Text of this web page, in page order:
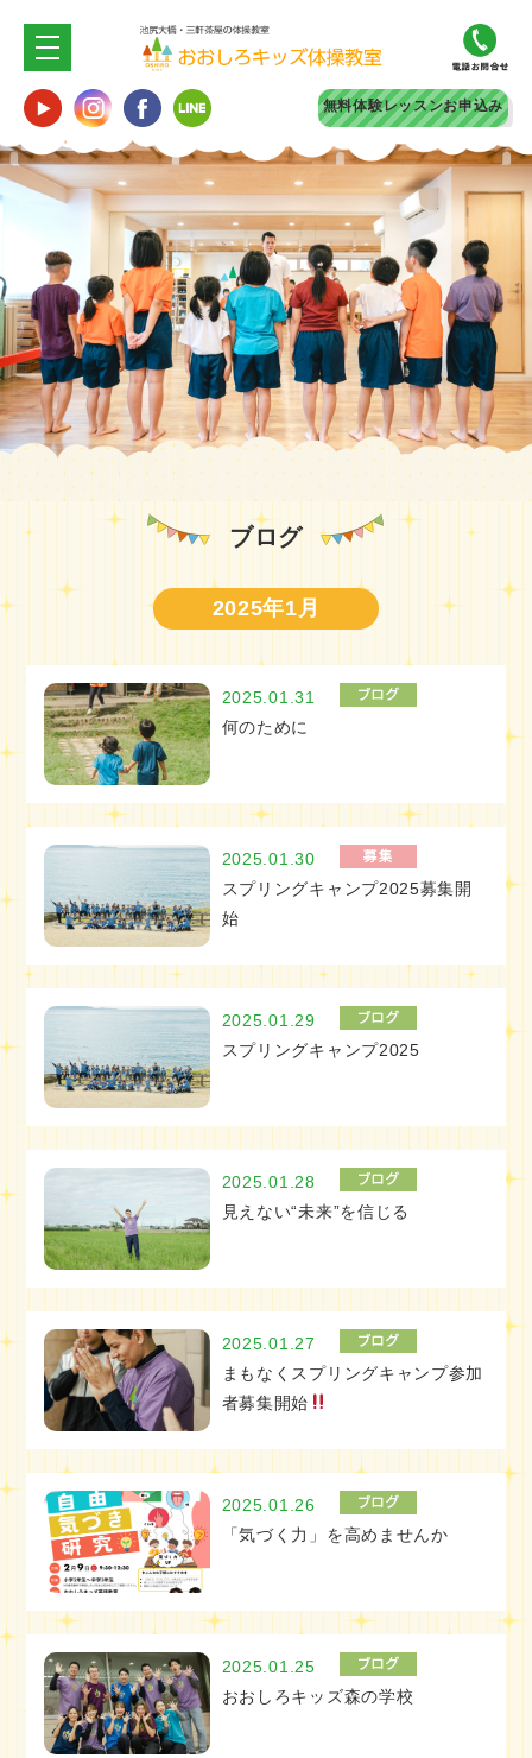
無料体験レッスンお申込み
ブログ
2025年1月
2025.01.31
何のために
2025.01.30
スプリングキャンプ2025募集開
始
2025.01.29
スプリングキャンプ2025
2025.01.28
見えない“未来”を信じる
2025.01.27
まもなくスプリングキャンプ参加
者募集開始
2025.01.26
「気づく力」を高めませんか
2025.01.25
おおしろキッズ森の学校